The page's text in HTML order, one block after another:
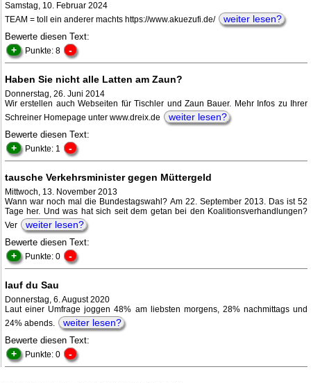
Samstag, 10. Februar 2024
TEAM = toll ein anderer machts https://www.akuezufi.de/
weiter lesen?
Bewerte diesen Text:
+ Punkte: 8 -
Haben Sie nicht alle Latten am Zaun?
Donnerstag, 26. Juni 2014
Wir erstellen auch Webseiten für Tischler und Zaun Bauer. Mehr Infos zu Ihrer
Schreiner Homepage unter www.dreix.de
weiter lesen?
Bewerte diesen Text:
+ Punkte: 1 -
tausche Verkehrsminister gegen Müttergeld
Mittwoch, 13. November 2013
Wann war noch mal die Bundestagswahl? Am 22. September 2013. Das ist 52
Tage her. Und was hat sich seit dem getan bei den Koalitionsverhandlungen?
Ver
weiter lesen?
Bewerte diesen Text:
+ Punkte: 0 -
lauf du Sau
Donnerstag, 6. August 2020
Laut einer Umfrage joggen 48% am liebsten morgens, 28% nachmittags und
24% abends.
weiter lesen?
Bewerte diesen Text:
+ Punkte: 0 -